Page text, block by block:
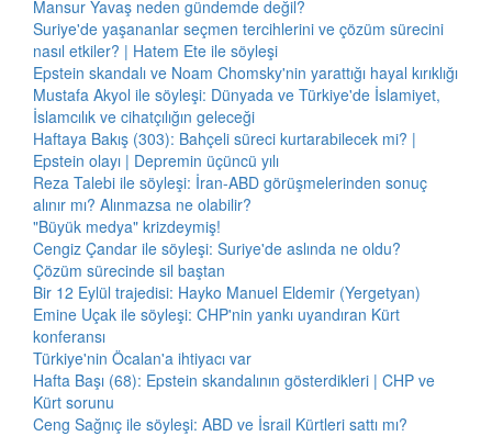
Mansur Yavaş neden gündemde değil?
Suriye'de yaşananlar seçmen tercihlerini ve çözüm sürecini
nasıl etkiler? | Hatem Ete ile söyleşi
Epstein skandalı ve Noam Chomsky'nin yarattığı hayal kırıklığı
Mustafa Akyol ile söyleşi: Dünyada ve Türkiye'de İslamiyet,
İslamcılık ve cihatçılığın geleceği
Haftaya Bakış (303): Bahçeli süreci kurtarabilecek mi? |
Epstein olayı | Depremin üçüncü yılı
Reza Talebi ile söyleşi: İran-ABD görüşmelerinden sonuç
alınır mı? Alınmazsa ne olabilir?
"Büyük medya" krizdeymiş!
Cengiz Çandar ile söyleşi: Suriye'de aslında ne oldu?
Çözüm sürecinde sil baştan
Bir 12 Eylül trajedisi: Hayko Manuel Eldemir (Yergetyan)
Emine Uçak ile söyleşi: CHP'nin yankı uyandıran Kürt
konferansı
Türkiye'nin Öcalan'a ihtiyacı var
Hafta Başı (68): Epstein skandalının gösterdikleri | CHP ve
Kürt sorunu
Ceng Sağnıç ile söyleşi: ABD ve İsrail Kürtleri sattı mı?